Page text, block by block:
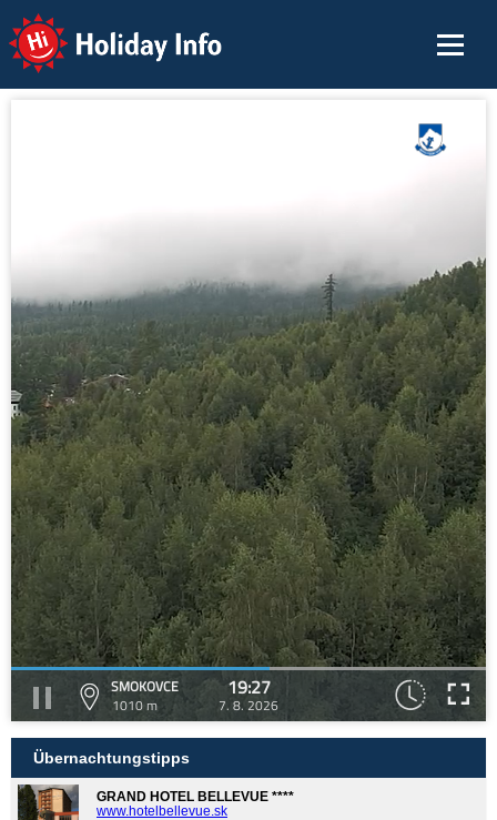
Holiday Info
SMOKOVCE
1010 m
19:27
7. 8. 2026
Übernachtungstipps
GRAND HOTEL BELLEVUE ****
www.hotelbellevue.sk